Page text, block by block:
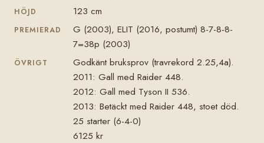
HÖJD 123 cm
PREMIERAD
G (2003), ELIT (2016, postumt) 8-7-8-8-
7=38p (2003)
ÖVRIGT
Godkänt bruksprov (travrekord 2.25,4a).
2011: Gall med Raider 448.
2012: Gall med Tyson II 536.
2013: Betäckt med Raider 448, stoet död.
25 starter (6-4-0)
6125 kr